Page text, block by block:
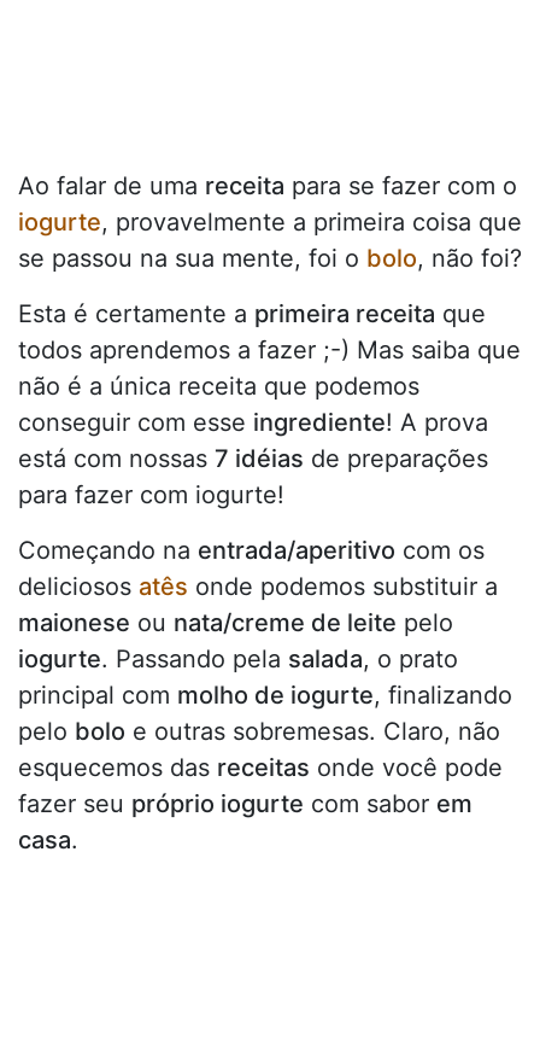
Ao falar de uma receita para se fazer com o
iogurte, provavelmente a primeira coisa que
se passou na sua mente, foi o bolo, não foi?
Esta é certamente a primeira receita que
todos aprendemos a fazer ;-) Mas saiba que
não é a única receita que podemos
conseguir com esse ingrediente! A prova
está com nossas 7 idéias de preparações
para fazer com iogurte!
Começando na entrada/aperitivo com os
deliciosos atês onde podemos substituir a
maionese ou nata/creme de leite pelo
iogurte. Passando pela salada, o prato
principal com molho de iogurte, finalizando
pelo bolo e outras sobremesas. Claro, não
esquecemos das receitas onde você pode
fazer seu próprio iogurte com sabor em
casa.